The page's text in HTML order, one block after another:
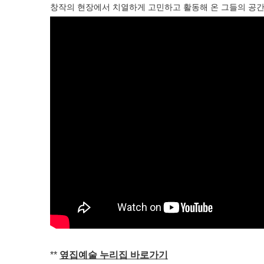
창작의 현장에서 치열하게 고민하고 활동해 온 그들의 공
** 옆집예술 누리집 바로가기